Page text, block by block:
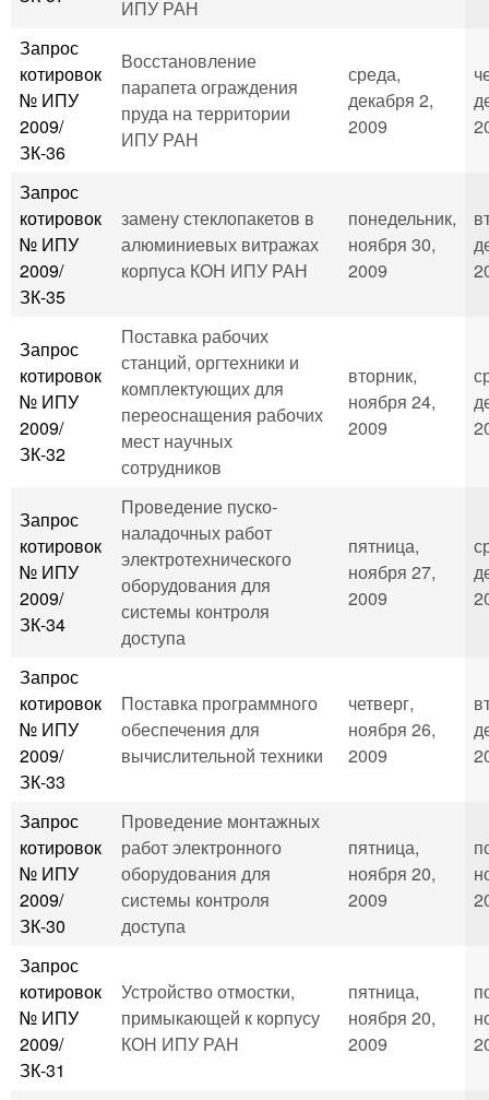
ИПУ РАН
Запрос
котировок
№ ИПУ
2009/
ЗК-36
Восстановление
парапета ограждения
пруда на территории
ИПУ РАН
среда,
декабря 2,
2009
Запрос
котировок
№ ИПУ
2009/
ЗК-35
замену стеклопакетов в
алюминиевых витражах
корпуса КОН ИПУ РАН
понедельник,
ноября 30,
2009
Запрос
котировок
№ ИПУ
2009/
ЗК-32
Поставка рабочих
станций, оргтехники и
комплектующих для
переоснащения рабочих
мест научных
сотрудников
вторник,
ноября 24,
2009
Запрос
котировок
№ ИПУ
2009/
ЗК-34
Проведение пуско-
наладочных работ
электротехнического
оборудования для
системы контроля
доступа
пятница,
ноября 27,
2009
Запрос
котировок
№ ИПУ
2009/
ЗК-33
Поставка программного
обеспечения для
вычислительной техники
четверг,
ноября 26,
2009
Запрос
котировок
№ ИПУ
2009/
ЗК-30
Проведение монтажных
работ электронного
оборудования для
системы контроля
доступа
пятница,
ноября 20,
2009
Запрос
котировок
№ ИПУ
2009/
ЗК-31
Устройство отмостки,
примыкающей к корпусу
КОН ИПУ РАН
пятница,
ноября 20,
2009